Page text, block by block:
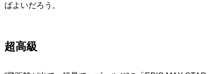
ばよいだろう。
超高級